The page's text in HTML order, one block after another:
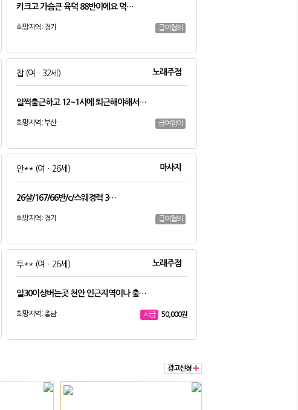
키크고 가슴큰 육덕 88반이에요 먹…
희망지역 : 경기 급여협의
찹 (여ㆍ32세) 노래주점
일찍출근하고 12~1시에 퇴근해야해서…
희망지역 : 부산 급여협의
안** (여ㆍ26세) 마사지
26살/167/66반/c/스웨경력 3…
희망지역 : 경기 급여협의
투** (여ㆍ26세) 노래주점
일30이상버는곳 천안 인근지역이나 출…
희망지역 : 충남 시급 50,000원
광고신청